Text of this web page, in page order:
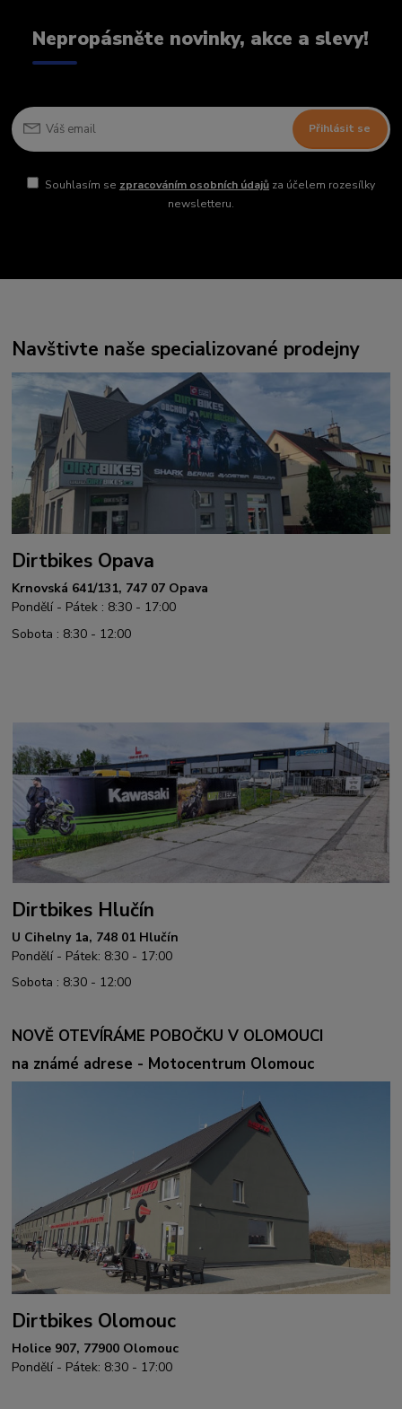
Nepropásněte novinky, akce a slevy!
Přihlásit se
Souhlasím se zpracováním osobních údajůza účelem rozesílky
newsletteru.
Navštivte naše specializované prodejny
Dirtbikes Opava
Krnovská 641/131, 747 07 Opava
Pondělí - Pátek : 8:30 - 17:00
Sobota : 8:30 - 12:00
Dirtbikes Hlučín
U Cihelny 1a, 748 01 Hlučín
Pondělí - Pátek: 8:30 - 17:00
Sobota : 8:30 - 12:00
NOVĚ OTEVÍRÁME POBOČKU V OLOMOUCI
na známé adrese - Motocentrum Olomouc
Dirtbikes Olomouc
Holice 907, 77900 Olomouc
Pondělí - Pátek: 8:30 - 17:00